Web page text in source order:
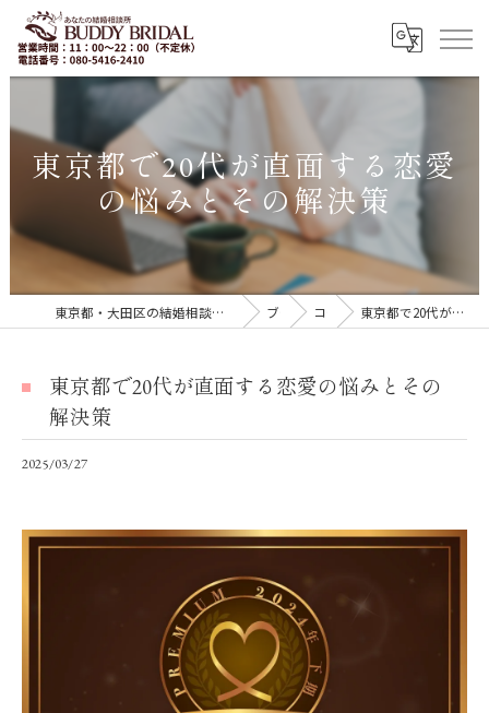
東京都で20代が直面する恋愛
の悩みとその解決策
東京都・大田区の結婚相談所｜再婚・20代30代の婚活なら「BUDDY BRIDAL 東京」 ブログ コラム 東京都で20代が直面する恋愛の悩みとその解決策
東京都で20代が直面する恋愛の悩みとその
解決策
2025/03/27